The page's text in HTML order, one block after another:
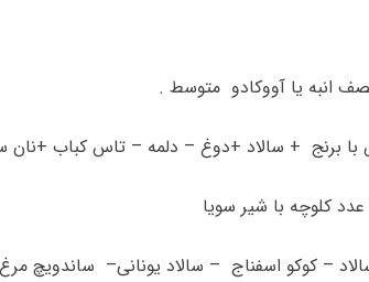
انبه یا آووکادو متوسط .
برنج + سالاد +دوغ – دلمه – تاس کباب
کلوچه با شیر سویا
– کوکو اسفناج – سالاد یونانی– ساندویچ